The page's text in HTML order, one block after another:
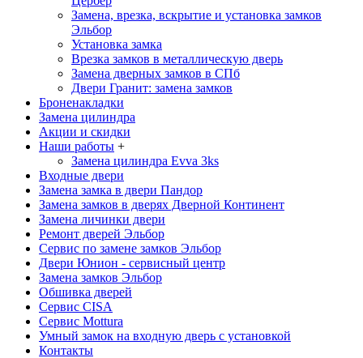
Замена, врезка, вскрытие и установка замков
Эльбор
Установка замка
Врезка замков в металлическую дверь
Замена дверных замков в СПб
Двери Гранит: замена замков
Броненакладки
Замена цилиндра
Акции и скидки
Наши работы +
Замена цилиндра Evva 3ks
Входные двери
Замена замка в двери Пандор
Замена замков в дверях Дверной Континент
Замена личинки двери
Ремонт дверей Эльбор
Сервис по замене замков Эльбор
Двери Юнион - сервисный центр
Замена замков Эльбор
Обшивка дверей
Сервис CISA
Сервис Mottura
Умный замок на входную дверь с установкой
Контакты